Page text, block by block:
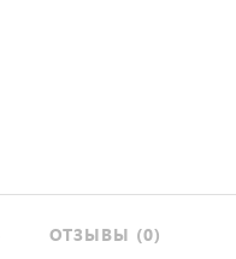
ОТЗЫВЫ (0)